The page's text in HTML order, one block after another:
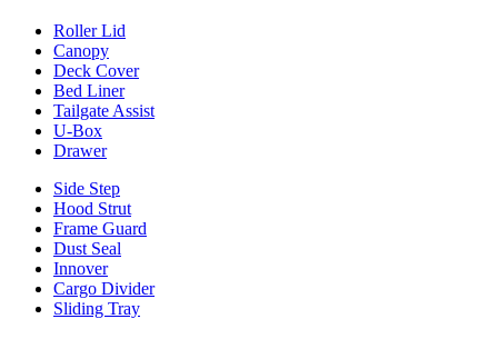
Roller Lid
Canopy
Deck Cover
Bed Liner
Tailgate Assist
U-Box
Drawer
Side Step
Hood Strut
Frame Guard
Dust Seal
Innover
Cargo Divider
Sliding Tray